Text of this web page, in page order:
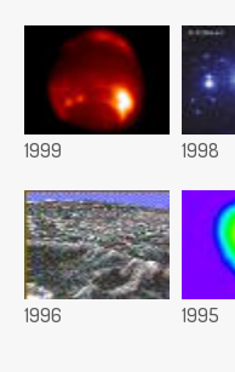
1999 1998
1996 1995